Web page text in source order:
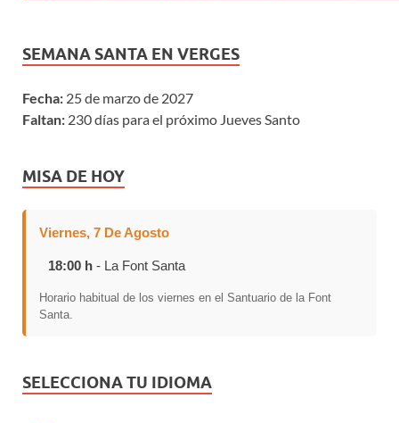
SEMANA SANTA EN VERGES
Fecha: 25 de marzo de 2027
Faltan: 230 días para el próximo Jueves Santo
MISA DE HOY
Viernes, 7 De Agosto
18:00 h - La Font Santa
Horario habitual de los viernes en el Santuario de la Font
Santa.
SELECCIONA TU IDIOMA